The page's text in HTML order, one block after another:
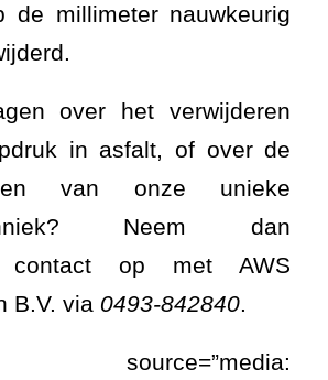
de millimeter nauwkeurig
over het verwijderen
in asfalt, of over de
van onze unieke
Neem dan
contact op met AWS
B.V. via 0493-842840.
source=”media: